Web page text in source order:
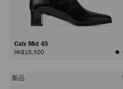
Caly Mid 45
HK$15,500
新品